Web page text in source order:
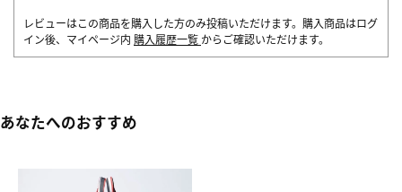
レビューはこの商品を購入した方のみ投稿いただけます。購入商品はログ
イン後、マイページ内 購入履歴一覧 からご確認いただけます。
あなたへのおすすめ